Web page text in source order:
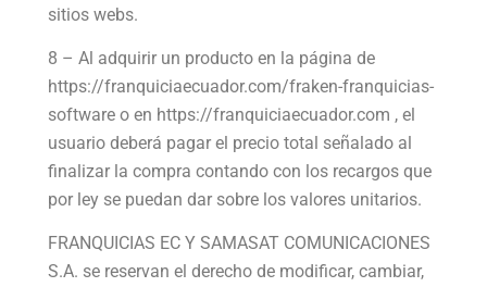
sitios webs.
8 – Al adquirir un producto en la página de
https://franquiciaecuador.com/fraken-franquicias-
software o en https://franquiciaecuador.com , el
usuario deberá pagar el precio total señalado al
finalizar la compra contando con los recargos que
por ley se puedan dar sobre los valores unitarios.
FRANQUICIAS EC Y SAMASAT COMUNICACIONES
S.A. se reservan el derecho de modificar, cambiar,